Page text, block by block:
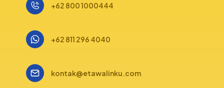
+62 800 1000444
+62 811 296 4040
kontak@etawalinku.com